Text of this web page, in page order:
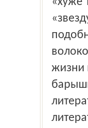
жизни